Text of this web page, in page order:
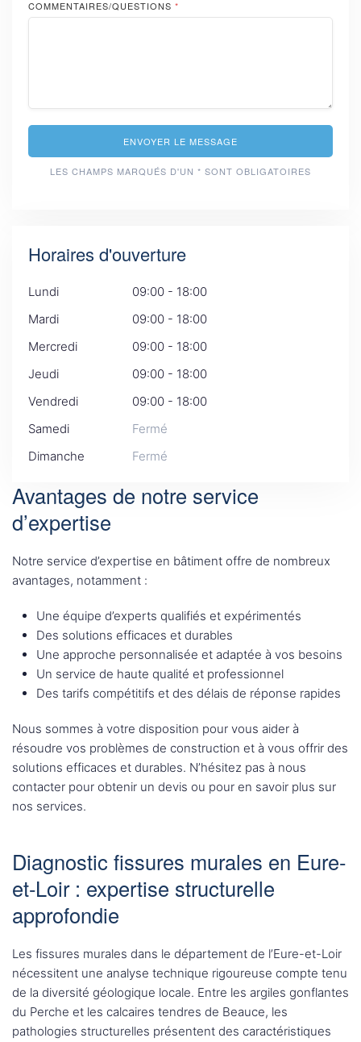
COMMENTAIRES/QUESTIONS *
ENVOYER LE MESSAGE
LES CHAMPS MARQUÉS D'UN * SONT OBLIGATOIRES
Horaires d'ouverture
Lundi
09:00 - 18:00
Mardi
09:00 - 18:00
Mercredi
09:00 - 18:00
Jeudi
09:00 - 18:00
Vendredi
09:00 - 18:00
Samedi
Fermé
Dimanche
Fermé
Avantages de notre service
d’expertise
Notre service d’expertise en bâtiment offre de nombreux
avantages, notamment :
Une équipe d’experts qualifiés et expérimentés
Des solutions efficaces et durables
Une approche personnalisée et adaptée à vos besoins
Un service de haute qualité et professionnel
Des tarifs compétitifs et des délais de réponse rapides
Nous sommes à votre disposition pour vous aider à
résoudre vos problèmes de construction et à vous offrir des
solutions efficaces et durables. N’hésitez pas à nous
contacter pour obtenir un devis ou pour en savoir plus sur
nos services.
Diagnostic fissures murales en Eure-
et-Loir : expertise structurelle
approfondie
Les fissures murales dans le département de l’Eure-et-Loir
nécessitent une analyse technique rigoureuse compte tenu
de la diversité géologique locale. Entre les argiles gonflantes
du Perche et les calcaires tendres de Beauce, les
pathologies structurelles présentent des caractéristiques